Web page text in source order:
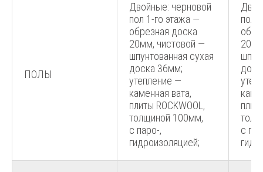
ПОЛЫ
Двойные: черновой
пол 1-го этажа —
обрезная доска
20мм, чистовой —
шпунтованная сухая
доска 36мм;
утепление —
каменная вата,
плиты ROCKWOOL,
толщиной 100мм,
с паро-,
гидроизоляцией;
пол
с